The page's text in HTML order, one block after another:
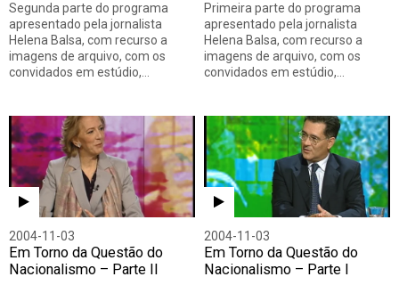
Segunda parte do programa
apresentado pela jornalista
Helena Balsa, com recurso a
imagens de arquivo, com os
convidados em estúdio,…
Primeira parte do programa
apresentado pela jornalista
Helena Balsa, com recurso a
imagens de arquivo, com os
convidados em estúdio,…
2004-11-03
Em Torno da Questão do
Nacionalismo – Parte II
2004-11-03
Em Torno da Questão do
Nacionalismo – Parte I